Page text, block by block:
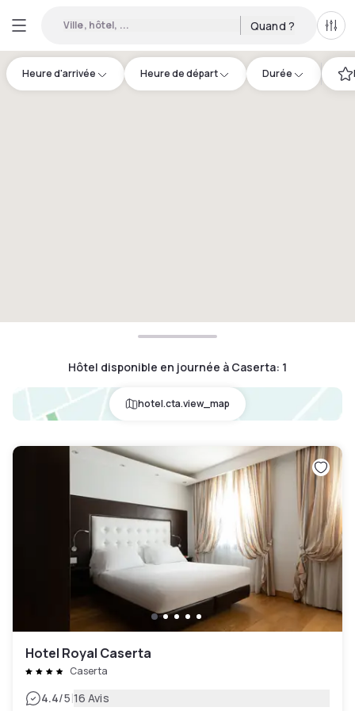
Ville, hôtel, ... Quand ?
Heure d'arrivée Heure de départ Durée
Hôtel disponible en journée à Caserta: 1
hotel.cta.view_map
Hotel Royal Caserta
Caserta
4.4/5|16 Avis